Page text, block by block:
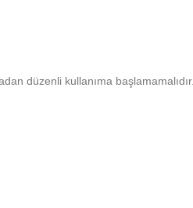
düzenli kullanıma başlamamalıdır.